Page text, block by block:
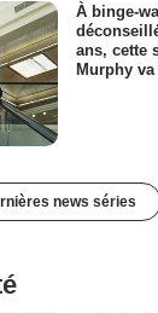
À binge-
ans, cette
Murphy
news séries